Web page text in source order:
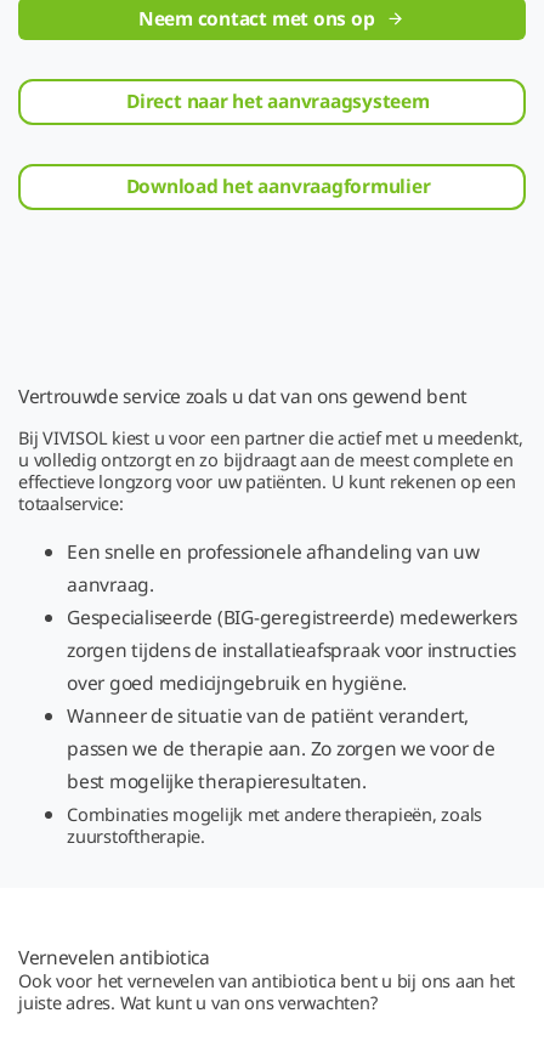
Neem contact met ons op
Direct naar het aanvraagsysteem
Download het aanvraagformulier
Vertrouwde service zoals u dat van ons gewend bent
Bij VIVISOL kiest u voor een partner die actief met u meedenkt,
u volledig ontzorgt en zo bijdraagt aan de meest complete en
effectieve longzorg voor uw patiënten. U kunt rekenen op een
totaalservice:
Een snelle en professionele afhandeling van uw
aanvraag.
Gespecialiseerde (BIG-geregistreerde) medewerkers
zorgen tijdens de installatieafspraak voor instructies
over goed medicijngebruik en hygiëne.
Wanneer de situatie van de patiënt verandert,
passen we de therapie aan. Zo zorgen we voor de
best mogelijke therapieresultaten.
Combinaties mogelijk met andere therapieën, zoals
zuurstoftherapie.
Vernevelen antibiotica
Ook voor het vernevelen van antibiotica bent u bij ons aan het
juiste adres. Wat kunt u van ons verwachten?